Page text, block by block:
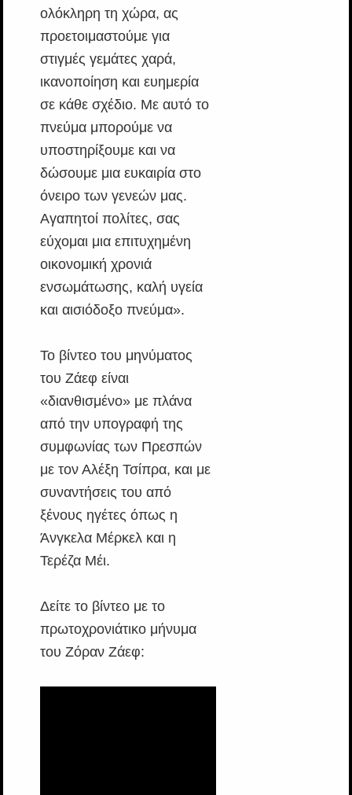
ολόκληρη τη χώρα, ας
προετοιμαστούμε για
στιγμές γεμάτες χαρά,
ικανοποίηση και ευημερία
σε κάθε σχέδιο. Με αυτό το
πνεύμα μπορούμε να
υποστηρίξουμε και να
δώσουμε μια ευκαιρία στο
όνειρο των γενεών μας.
Αγαπητοί πολίτες, σας
εύχομαι μια επιτυχημένη
οικονομική χρονιά
ενσωμάτωσης, καλή υγεία
και αισιόδοξο πνεύμα».
Το βίντεο του μηνύματος
του Ζάεφ είναι
«διανθισμένο» με πλάνα
από την υπογραφή της
συμφωνίας των Πρεσπών
με τον Αλέξη Τσίπρα, και με
συναντήσεις του από
ξένους ηγέτες όπως η
Άνγκελα Μέρκελ και η
Τερέζα Μέι.
Δείτε το βίντεο με το
πρωτοχρονιάτικο μήνυμα
του Ζόραν Ζάεφ: